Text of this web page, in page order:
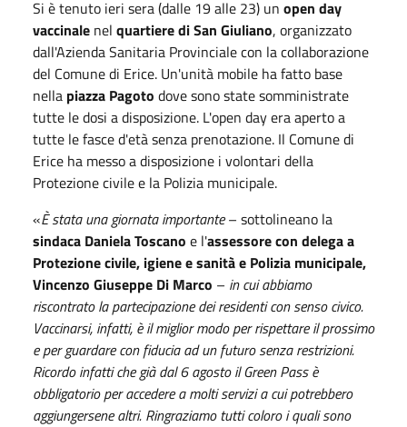
Si è tenuto ieri sera (dalle 19 alle 23) un open day
vaccinale nel quartiere di San Giuliano, organizzato
dall'Azienda Sanitaria Provinciale con la collaborazione
del Comune di Erice. Un'unità mobile ha fatto base
nella piazza Pagoto dove sono state somministrate
tutte le dosi a disposizione. L'open day era aperto a
tutte le fasce d'età senza prenotazione. Il Comune di
Erice ha messo a disposizione i volontari della
Protezione civile e la Polizia municipale.
«È stata una giornata importante– sottolineano la
sindaca Daniela Toscano e l'assessore con delega a
Protezione civile, igiene e sanità e Polizia municipale,
Vincenzo Giuseppe Di Marco – in cui abbiamo
riscontrato la partecipazione dei residenti con senso civico.
Vaccinarsi, infatti, è il miglior modo per rispettare il prossimo
e per guardare con fiducia ad un futuro senza restrizioni.
Ricordo infatti che già dal 6 agosto il Green Pass è
obbligatorio per accedere a molti servizi a cui potrebbero
aggiungersene altri. Ringraziamo tutti coloro i quali sono